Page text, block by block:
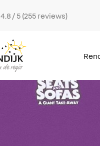
4.8 / 5 (255 reviews)